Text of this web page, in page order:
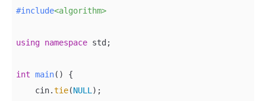
#include<algorithm>
using namespace std;
int main()
{
    cin.
tie(NULL );